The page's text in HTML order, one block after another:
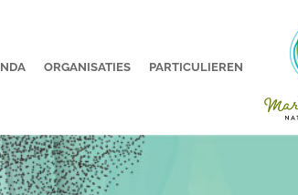
ORGANISATIES PARTICULIEREN